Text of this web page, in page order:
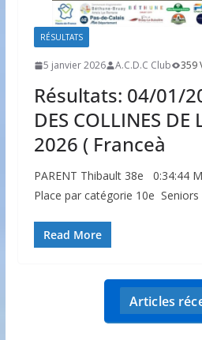
RÉSULTATS
5 janvier 2026 A.C.D.C Club 359
Résultats: 04/01/
DES COLLINES DE
2026 ( Franceà
PARENT Thibault 38e 0:34:44
Place par catégorie 10e
Read More
Articles